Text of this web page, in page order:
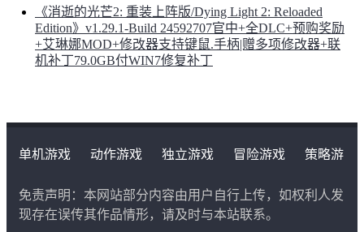
《消逝的光芒2: 重装上阵版/Dying Light 2: Reloaded
Edition》v1.29.1-Build 24592707官中+全DLC+预购奖励
+艾琳娜MOD+修改器支持键鼠.手柄|赠多项修改器+联
机补丁79.0GB付WIN7修复补丁
单机游戏 动作游戏 独立游戏 冒险游戏
策略游
免责声明：本网站部分内容由用户自行上传，如权利人发
现存在误传其作品情形，请及时与本站联系。